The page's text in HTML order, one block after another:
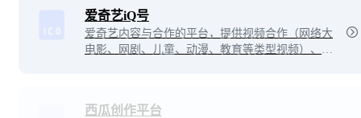
爱奇艺iQ号
爱奇艺内容与合作的平台，提供视频合作（网络大
电影、网剧、儿童、动漫、教育等类型视频）、自
西瓜创作平台